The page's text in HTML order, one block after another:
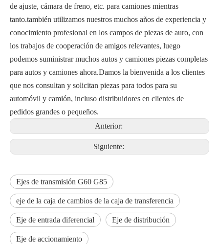
de ajuste, cámara de freno, etc. para camiones mientras
tanto.también utilizamos nuestros muchos años de experiencia y
conocimiento profesional en los campos de piezas de auro, con
los trabajos de cooperación de amigos relevantes, luego
podemos suministrar muchos autos y camiones piezas completas
para autos y camiones ahora.Damos la bienvenida a los clientes
que nos consultan y solicitan piezas para todos para su
automóvil y camión, incluso distribuidores en clientes de
pedidos grandes o pequeños.
Anterior:
Siguiente:
Ejes de transmisión G60 G85
eje de la caja de cambios de la caja de transferencia
Eje de entrada diferencial Eje de distribución
Eje de accionamiento